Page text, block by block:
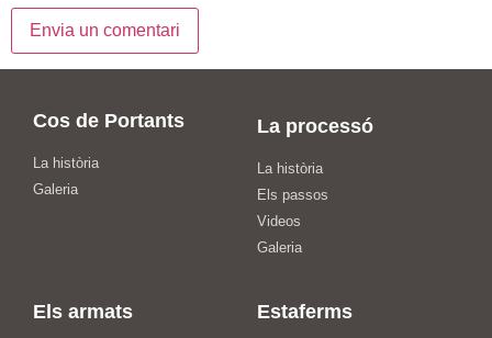
Cos de Portants
La història
Galeria
La processó
La història
Els passos
Videos
Galeria
Els armats Estaferms